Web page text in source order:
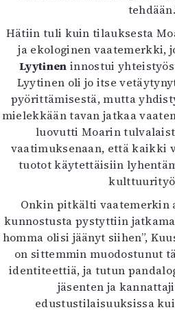
Hätiin tuli kuin tilauksesta
ja ekologinen vaatemerkki,
Lyytinen innostui
Lyytinen oli jo itse
pyörittämisestä, mutta
mielekkään tavan jatkaa
luovutti Moarin
vaatimuksenaan, että kaikki
tuotot käytettäisiin
Onkin pitkälti vaatemerkin
kunnostusta pystyttiin
homma olisi jäänyt siihen”,
on sittemmin muodostunut
identiteettiä, ja tutun
jäsenten ja
edustustilaisuuksissa